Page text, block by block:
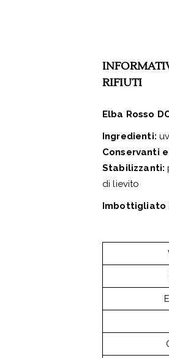
RIFIUTI
Elba Rosso
Ingredienti:
Conservanti
Stabilizzanti:
di lievito
Imbottigliato